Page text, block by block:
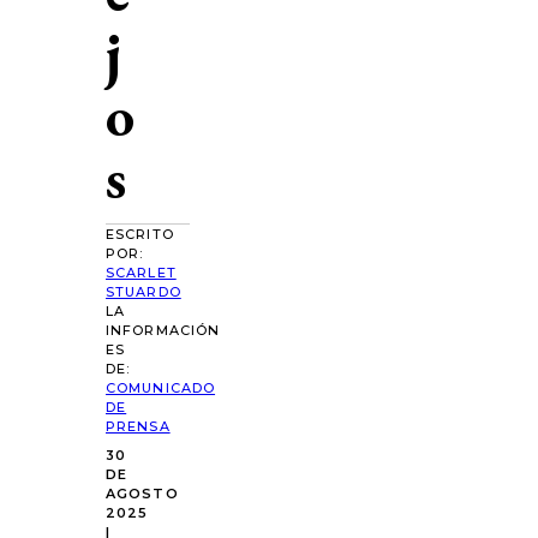
j
o
s
ESCRITO
POR:
SCARLET
STUARDO
LA
INFORMACIÓN
ES
DE:
COMUNICADO
DE
PRENSA
30
DE
AGOSTO
2025
|